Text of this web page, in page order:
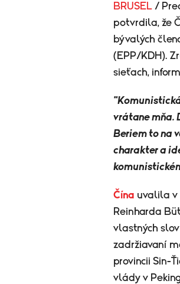
BRUSEL /
potvrdila, že
bývalých
(EPP/KDH).
sieťach,
vrátane mňa.
Beriem to na
charakter a
Čína uvalila v
Reinharda
vlastných
zadržiavaní
provincii Sin-
vlády v